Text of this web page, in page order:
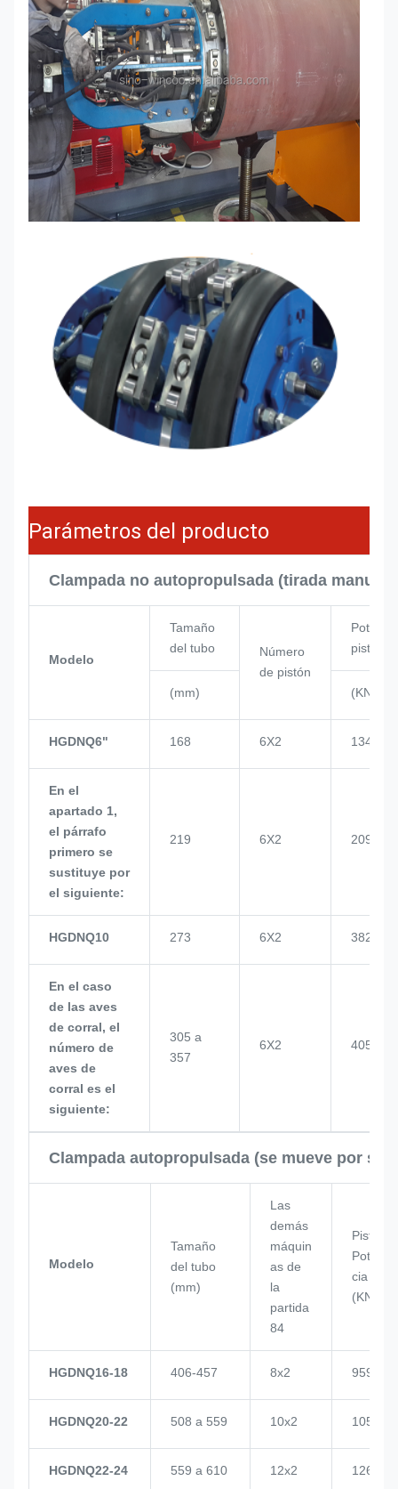
Parámetros del producto
Clampada no autopropulsada (tirada manual)
Modelo
Tamaño
del tubo
Número
de pistón
pistón
(mm) (KN)
HGDNQ6" 168 6X2 134
En el
apartado 1,
el párrafo
primero se
sustituye por
el siguiente:
219 6X2 209
HGDNQ10 273 6X2 382
En el caso
de las aves
de corral, el
número de
aves de
corral es el
siguiente:
305 a
357
6X2 405
Clampada autopropulsada (se mueve por su
Modelo
Tamaño
del tubo
(mm)
Las
demás
máquin
as de
la
partida
84
Pistón
Poten
cia
(KN)
HGDNQ16-18 406-457 8x2 959
HGDNQ20-22 508 a 559 10x2 1057
HGDNQ22-24 559 a 610 12x2 1268